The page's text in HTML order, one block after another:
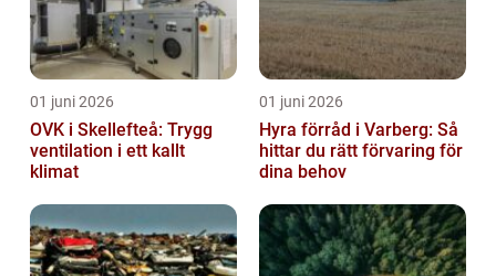
01 juni 2026
OVK i Skellefteå: Trygg
ventilation i ett kallt
klimat
01 juni 2026
Hyra förråd i Varberg: Så
hittar du rätt förvaring för
dina behov